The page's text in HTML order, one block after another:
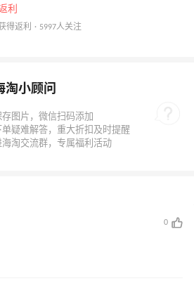
利
得返利 · 5997人关注
淘小顾问
0